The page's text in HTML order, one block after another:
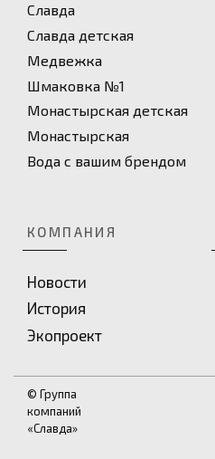
Славда
Славда детская
Медвежка
Шмаковка №1
Монастырская детская
Монастырская
Вода с вашим брендом
КОМПАНИЯ
Новости
История
Экопроект
© Группа
компаний
«Славда»